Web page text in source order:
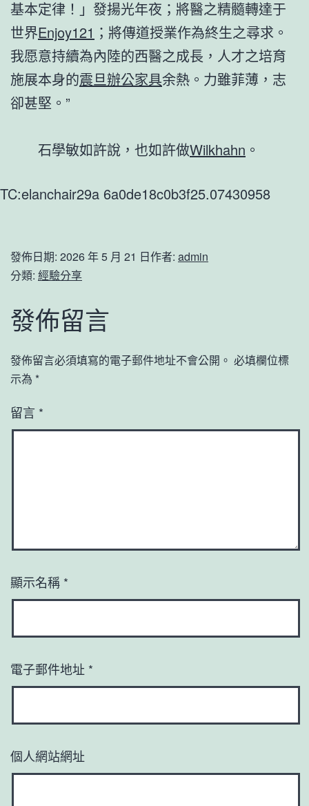
基本定律！」發揚光年夜；將醫之精髓轉達于
世界Enjoy121 ；將傳道授業作為終生之尋求。
我愿意持續為內陸的西醫之成長，人才之培育
施展本身的震旦辦公家具余熱。力雖菲薄，志
卻甚堅。”
石學敏如許說，也如許做Wilkhahn 。
TC:elanchair29a 6a0de18c0b3f25.07430958
發佈日期: 2026 年 5 月 21 日作者: admin
分類: 經驗分享
發佈留言
發佈留言必須填寫的電子郵件地址不會公開。 必填欄位標
示為 *
留言 *
顯示名稱 *
電子郵件地址 *
個人網站網址